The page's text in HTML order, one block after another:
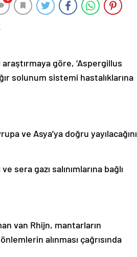
göre, ‘Aspergillus
solunum sistemi hastalıklarına
ve Asya’ya doğru yayılacağını
sera gazı salınımlarına bağlı
van Rhijn, mantarların
alınması çağrısında